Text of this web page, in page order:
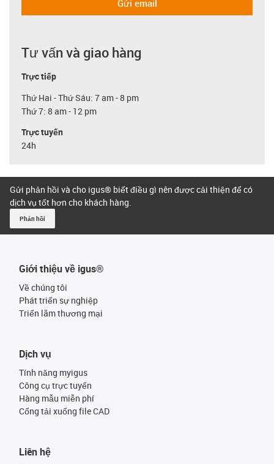
Gửi email
Tư vấn và giao hàng
Trực tiếp
Thứ Hai - Thứ Sáu: 7 am - 8 pm
Thứ 7: 8 am - 12 pm
Trực tuyến
24h
Gửi phản hồi và cho igus® biết điều gì nên được cải thiện để có
dịch vụ tốt hơn cho khách hàng.
Phản hồi
Giới thiệu về igus®
Về chúng tôi
Phát triển sự nghiệp
Triển lãm thương mại
Dịch vụ
Tính năng myigus
Công cụ trực tuyến
Hàng mẫu miễn phí
Cổng tải xuống file CAD
Liên hệ